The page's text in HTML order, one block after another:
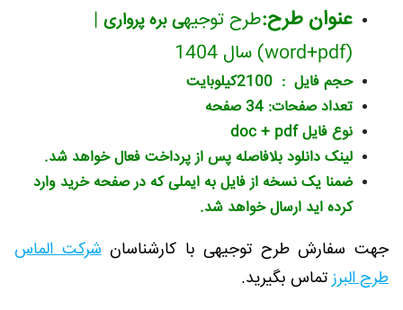
عنوان طرح:طرح توجیهیبره پرواری |
(word+pdf) سال 1404
حجم فایل : 2100کیلوبایت
تعداد صفحات: 34 صفحه
نوع فایل doc + pdf
لینک دانلود بلافاصله پس از پرداخت فعال خواهد شد.
ضمنا یک نسخه از فایل به ایملی که در صفحه خرید وارد
کرده اید ارسال خواهد شد.
جهت سفارش طرح توجیهی با کارشناسانشرکت الماس
طرح البرزتماس بگیرید.